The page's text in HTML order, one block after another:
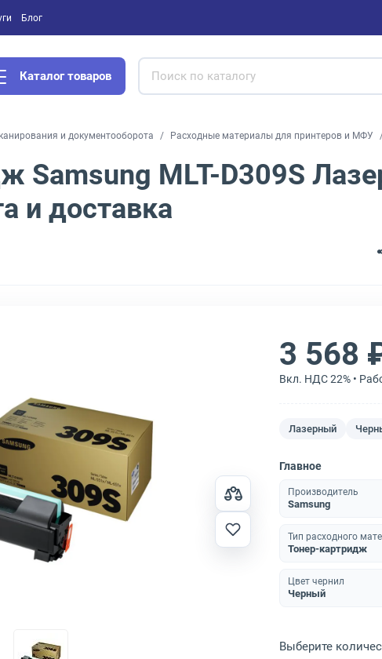
Блог
Каталог товаров
и документооборота Расходные материалы для принтеров и МФУ
Samsung MLT-D309S
и доставка
3 568
Вкл. НДС 22% •
Лазерный
Главное
Производитель
Samsung
Тип расходного
Тонер-картридж
Цвет чернил
Черный
Выберите